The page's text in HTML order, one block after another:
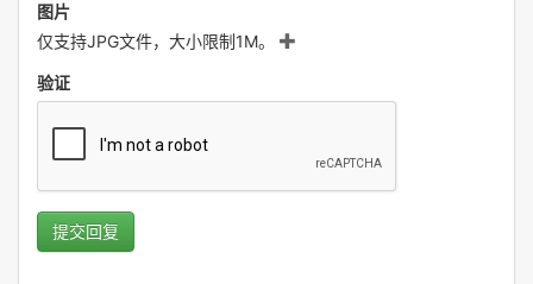
图片
仅支持JPG文件，大小限制1M。
验证
提交回复